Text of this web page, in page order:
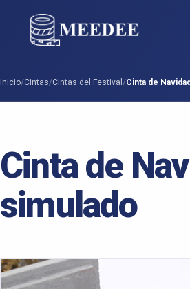
Inicio/Cintas/Cintas del Festival /Cinta de
Cinta de
simulado